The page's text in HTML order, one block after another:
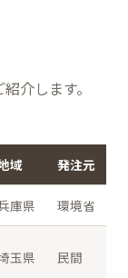
介します。
域 発注元
庫県 環境省
玉県 民間